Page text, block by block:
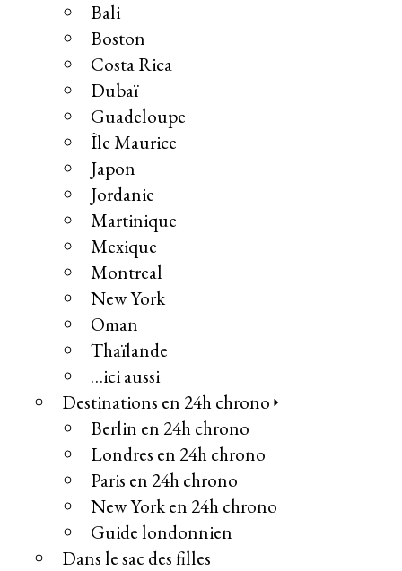
Bali
Boston
Costa Rica
Dubaï
Guadeloupe
Île Maurice
Japon
Jordanie
Martinique
Mexique
Montreal
New York
Oman
Thaïlande
…ici aussi
Destinations en 24h chrono
Berlin en 24h chrono
Londres en 24h chrono
Paris en 24h chrono
New York en 24h chrono
Guide londonnien
Dans le sac des filles